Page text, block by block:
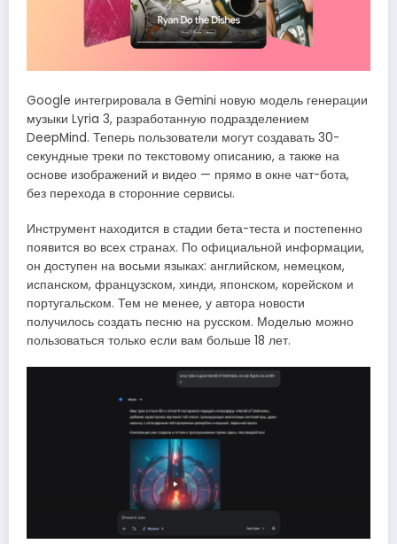
Google интегрировала в Gemini новую модель генерации
музыки Lyria 3, разработанную подразделением
DeepMind. Теперь пользователи могут создавать 30-
секундные треки по текстовому описанию, а также на
основе изображений и видео — прямо в окне чат-бота,
без перехода в сторонние сервисы.
Инструмент находится в стадии бета-теста и постепенно
появится во всех странах. По официальной информации,
он доступен на восьми языках: английском, немецком,
испанском, французском, хинди, японском, корейском и
португальском. Тем не менее, у автора новости
получилось создать песню на русском. Моделью можно
пользоваться только если вам больше 18 лет.